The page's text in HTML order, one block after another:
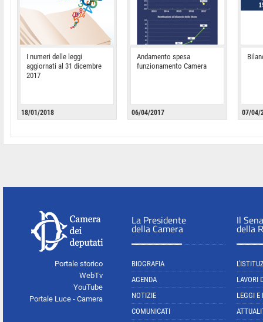
I numeri delle leggi
aggiornati al 31 dicembre
2017
18/01/2018
Andamento spesa
funzionamento Camera
06/04/2017 07/04/
Portale storico
WebTv
YouTube
Portale Luce - Camera
La Presidente
della Camera
BIOGRAFIA
AGENDA
NOTIZIE
COMUNICATI
Il
della
LAVORI
LEGGI E